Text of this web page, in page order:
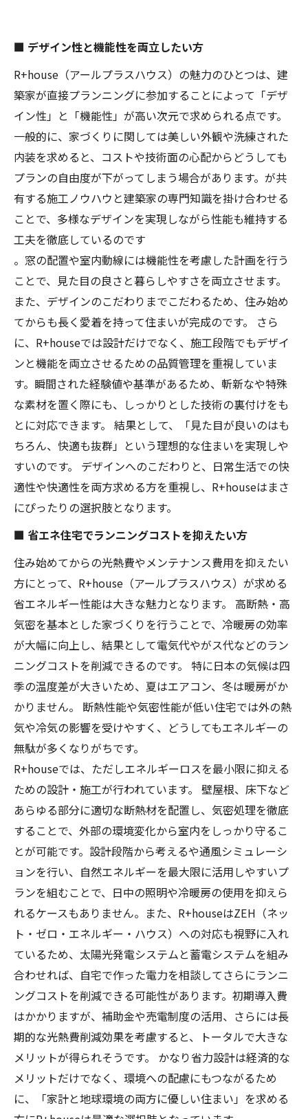
■ デザイン性と機能性を両立したい方
R+house（アールプラスハウス）の魅力のひとつは、建
築家が直接プランニングに参加することによって「デザ
イン性」と「機能性」が高い次元で求められる点です。
一般的に、家づくりに関しては美しい外観や洗練された
内装を求めると、コストや技術面の心配からどうしても
プランの自由度が下がってしまう場合があります。が共
有する施工ノウハウと建築家の専門知識を掛け合わせる
ことで、多様なデザインを実現しながら性能も維持する
工夫を徹底しているのです
。窓の配置や室内動線には機能性を考慮した計画を行う
ことで、見た目の良さと暮らしやすさを両立させます。
また、デザインのこだわりまでこだわるため、住み始め
てからも長く愛着を持って住まいが完成のです。 さら
に、R+houseでは設計だけでなく、施工段階でもデザイ
ンと機能を両立させるための品質管理を重視していま
す。瞬間された経験値や基準があるため、斬新なや特殊
な素材を置く際にも、しっかりとした技術の裏付けをも
とに対応できます。 結果として、「見た目が良いのはも
ちろん、快適も抜群」という理想的な住まいを実現しや
すいのです。 デザインへのこだわりと、日常生活での快
適性や快適性を両方求める方を重視し、R+houseはまさ
にぴったりの選択肢となります。
■ 省エネ住宅でランニングコストを抑えたい方
住み始めてからの光熱費やメンテナンス費用を抑えたい
方にとって、R+house（アールプラスハウス）が求める
省エネルギー性能は大きな魅力となります。 高断熱・高
気密を基本とした家づくりを行うことで、冷暖房の効率
が大幅に向上し、結果として電気代やがス代などのラン
ニングコストを削減できるのです。 特に日本の気候は四
季の温度差が大きいため、夏はエアコン、冬は暖房がか
かりません。 断熱性能や気密性能が低い住宅では外の熱
気や冷気の影響を受けやすく、どうしてもエネルギーの
無駄が多くなりがちです。
R+houseでは、ただしエネルギーロスを最小限に抑える
ための設計・施工が行われています。 壁屋根、床下など
あらゆる部分に適切な断熱材を配置し、気密処理を徹底
することで、外部の環境変化から室内をしっかり守るこ
とが可能です。設計段階から考えるや通風シミュレーシ
ョンを行い、自然エネルギーを最大限に活用しやすいプ
ランを組むことで、日中の照明や冷暖房の使用を抑えら
れるケースもありません。また、R+houseはZEH（ネッ
ト・ゼロ・エネルギー・ハウス）への対応も視野に入れ
ているため、太陽光発電システムと蓄電システムを組み
合わせれば、自宅で作った電力を相談してさらにランニ
ングコストを削減できる可能性があります。初期導入費
はかかりますが、補助金や売電制度の活用、さらには長
期的な光熱費削減効果を考慮すると、トータルで大きな
メリットが得られそうです。 かなり省力設計は経済的な
メリットだけでなく、環境への配慮にもつながるため
に、「家計と地球環境の両方に優しい住まい」を求める